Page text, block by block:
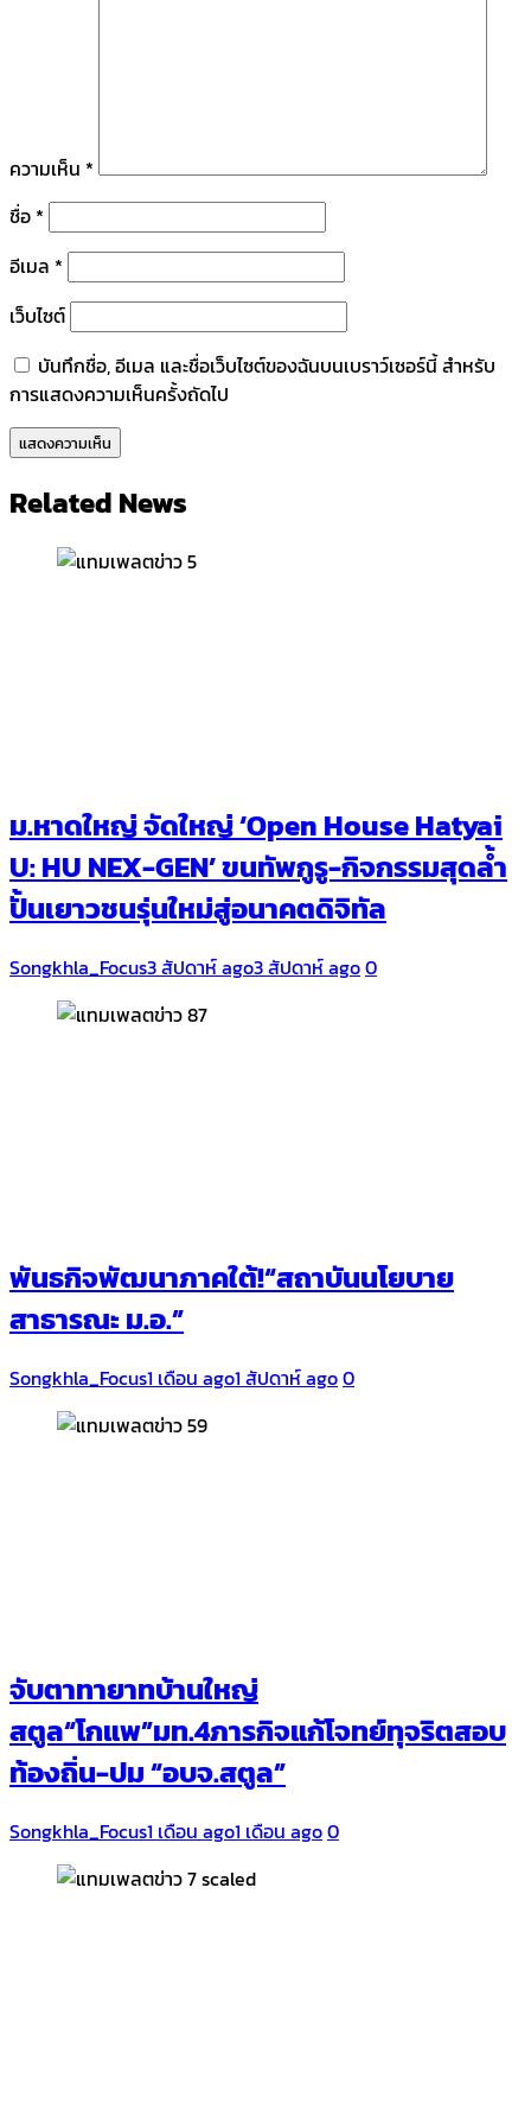
ความเห็น *
ชื่อ *
อีเมล *
เว็บไซต์
บันทึกชื่อ, อีเมล และชื่อเว็บไซต์ของฉันบนเบราว์เซอร์นี้ สำหรับ
การแสดงความเห็นครั้งถัดไป
Related News
ม.หาดใหญ่ จัดใหญ่ ‘Open House Hatyai
U: HU NEX-GEN’ ขนทัพกูรู-กิจกรรมสุดล้ำ
ปั้นเยาวชนรุ่นใหม่สู่อนาคตดิจิทัล
Songkhla_Focus3 สัปดาห์ ago3 สัปดาห์ ago0
พันธกิจพัฒนาภาคใต้!“สถาบันนโยบาย
สาธารณะ ม.อ.”
Songkhla_Focus1 เดือน ago1 สัปดาห์ ago0
จับตาทายาทบ้านใหญ่
สตูล“โกแพ”มท.4ภารกิจแก้โจทย์ทุจริตสอบ
ท้องถิ่น-ปม “อบจ.สตูล”
Songkhla_Focus1 เดือน ago1 เดือน ago0